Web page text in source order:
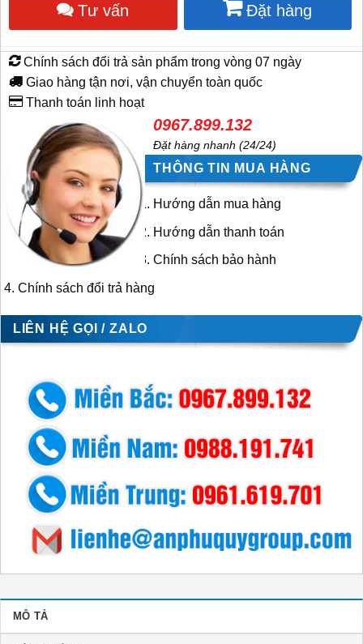
số
lượng
Tư vấn Đặt hàng
Chính sách đổi trả sản phẩm trong vòng 07 ngày
Giao hàng tận nơi, vận chuyển toàn quốc
Thanh toán linh hoạt
0967.899.132
Đặt hàng nhanh (24/24)
THÔNG TIN MUA HÀNG
Hướng dẫn mua hàng
Hướng dẫn thanh toán
Chính sách bảo hành
Chính sách đổi trả hàng
LIÊN HỆ GỌI / ZALO
MÔ TẢ